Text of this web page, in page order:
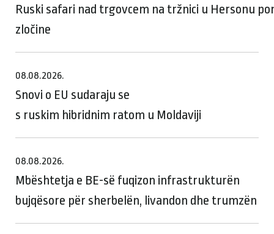
Ruski safari nad trgovcem na tržnici u Hersonu
zločine
08.08.2026.
Snovi o EU sudaraju se
s ruskim hibridnim ratom u Moldaviji
08.08.2026.
Mbështetja e BE-së fuqizon infrastrukturën
bujqësore për sherbelën, livandon dhe trumzën